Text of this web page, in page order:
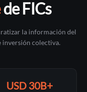
de FICs
la información del
inversión colectiva.
USD 30B+